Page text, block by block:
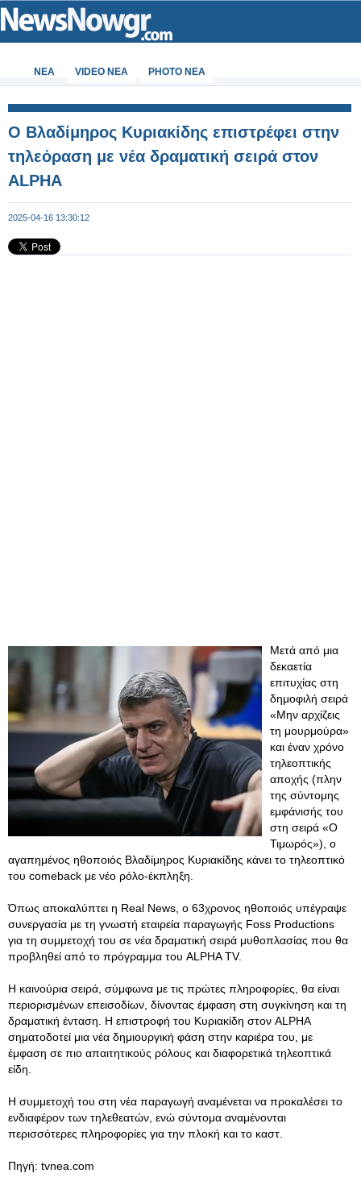
ΝΕΑ VIDEO NEA PHOTO NEA
Ο Βλαδίμηρος Κυριακίδης επιστρέφει στην
τηλεόραση με νέα δραματική σειρά στον
ALPHA
2025-04-16 13:30:12
Μετά από μια
δεκαετία
επιτυχίας στη
δημοφιλή σειρά
«Μην αρχίζεις
τη μουρμούρα»
και έναν χρόνο
τηλεοπτικής
αποχής (πλην
της σύντομης
εμφάνισής του
στη σειρά «Ο
Τιμωρός»), ο
αγαπημένος ηθοποιός Βλαδίμηρος Κυριακίδης κάνει το τηλεοπτικό
του comeback με νέο ρόλο-έκπληξη.
Όπως αποκαλύπτει η Real News, ο 63χρονος ηθοποιός υπέγραψε
συνεργασία με τη γνωστή εταιρεία παραγωγής Foss Productions
για τη συμμετοχή του σε νέα δραματική σειρά μυθοπλασίας που θα
προβληθεί από το πρόγραμμα του ALPHA TV.
Η καινούρια σειρά, σύμφωνα με τις πρώτες πληροφορίες, θα είναι
περιορισμένων επεισοδίων, δίνοντας έμφαση στη συγκίνηση και τη
δραματική ένταση. Η επιστροφή του Κυριακίδη στον ALPHA
σηματοδοτεί μια νέα δημιουργική φάση στην καριέρα του, με
έμφαση σε πιο απαιτητικούς ρόλους και διαφορετικά τηλεοπτικά
είδη.
Η συμμετοχή του στη νέα παραγωγή αναμένεται να προκαλέσει το
ενδιαφέρον των τηλεθεατών, ενώ σύντομα αναμένονται
περισσότερες πληροφορίες για την πλοκή και το καστ.
Πηγή: tvnea.com